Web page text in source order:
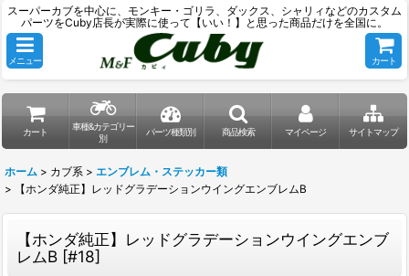
スーパーカブを中心に、モンキー・ゴリラ、ダックス、シャリィなどのカスタム
パーツをCuby店長が実際に使って【いい！】と思った商品だけを全国に。
メニュー カート
カート
車種&カテゴリー
別
パーツ種類別 商品検索 マイページ サイトマップ
ホーム > カブ系 > エンブレム・ステッカー類
>
【ホンダ純正】レッドグラデーションウイングエンブレムB
【ホンダ純正】レッドグラデーションウイングエンブ
レムB [#18]